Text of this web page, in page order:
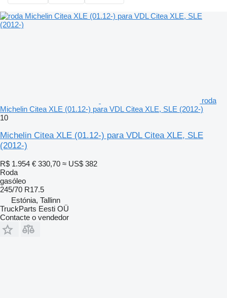
roda
Michelin Citea XLE (01.12-) para VDL Citea XLE, SLE (2012-)
10
Michelin Citea XLE (01.12-) para VDL Citea XLE, SLE
(2012-)
R$ 1.954 € 330,70 ≈ US$ 382
Roda
gasóleo
245/70 R17.5
Estónia, Tallinn
TruckParts Eesti OÜ
Contacte o vendedor